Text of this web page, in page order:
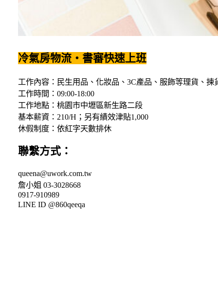
冷氣房物流‧書審快速上班
工作內容：民生用品、化妝品、3C產品、服飾等理貨、揀
工作時間：09:00-18:00
工作地點：桃園市中壢區新生路二段
基本薪資：210/H；另有績效津貼1,000
休假制度：依紅字天數排休
聯繫方式：
queena@uwork.com.tw
詹小姐 03-3028668
0917-910989
LINE ID @860qeeqa